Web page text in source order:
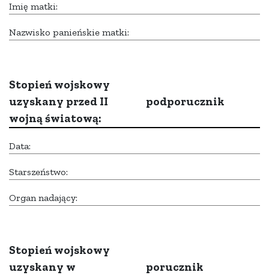
Imię matki:
Nazwisko panieńskie matki:
Stopień wojskowy
uzyskany przed II
wojną światową:
podporucznik
Data:
Starszeństwo:
Organ nadający:
Stopień wojskowy
uzyskany w
porucznik